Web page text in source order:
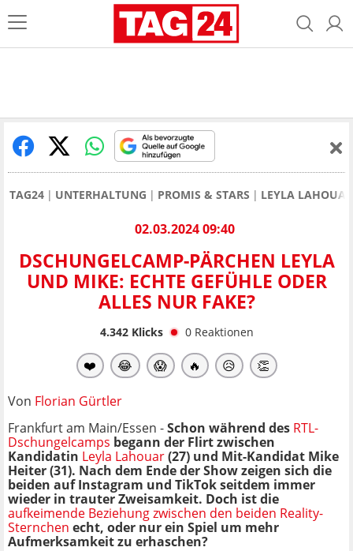
TAG24 UNTERHALTUNG PROMIS & STARS LEYLA LAHOUAR
02.03.2024 09:40
DSCHUNGELCAMP-PÄRCHEN LEYLA
UND MIKE: ECHTE GEFÜHLE ODER
ALLES NUR FAKE?
4.342Klicks 0 Reaktionen
❤️ 😂 😱 🔥 😥 👏
Von Florian Gürtler
Frankfurt am Main/Essen -Schon während des RTL-
Dschungelcamps begann der Flirt zwischen
Kandidatin Leyla Lahouar(27) und Mit-Kandidat Mike
Heiter (31). Nach dem Ende der Show zeigen sich die
beiden auf Instagram und TikTok seitdem immer
wieder in trauter Zweisamkeit. Doch ist die
aufkeimende Beziehung zwischen den beiden Reality-
Sternchen echt, oder nur ein Spiel um mehr
Aufmerksamkeit zu erhaschen?